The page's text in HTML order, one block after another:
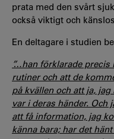
prata med den svårt
också viktigt och
En deltagare i studien
”…han förklarade
rutiner och att de
på kvällen och att ja,
var i deras händer. Och
att få information, jag
känna bara; har det